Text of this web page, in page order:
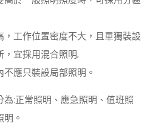
，工作位置密度不大，且單獨裝設
宜採用混合照明;
應只裝設局部照明。
:正常照明、應急照明、值班照
。